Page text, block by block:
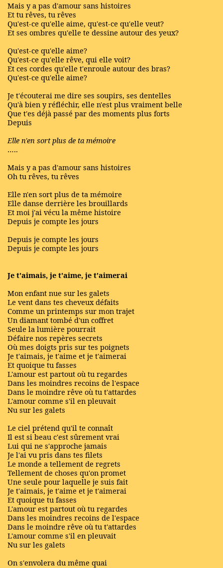
Mais y a pas d'amour sans histoires
Et tu rêves, tu rêves
Qu'est-ce qu'elle aime, qu'est-ce qu'elle veut?
Et ses ombres qu'elle te dessine autour des yeux?
Qu'est-ce qu'elle aime?
Qu'est-ce qu'elle rêve, qui elle voit?
Et ces cordes qu'elle t'enroule autour des bras?
Qu'est-ce qu'elle aime?
Je t'écouterai me dire ses soupirs, ses dentelles
Qu'à bien y réfléchir, elle n'est plus vraiment belle
Que t'es déjà passé par des moments plus forts
Depuis
Elle n'en sort plus de ta mémoire
…..
Mais y a pas d'amour sans histoires
Oh tu rêves, tu rêves
Elle n'en sort plus de ta mémoire
Elle danse derrière les brouillards
Et moi j'ai vécu la même histoire
Depuis je compte les jours
Depuis je compte les jours
Depuis je compte les jours
Je t'aimais, je t'aime, je t'aimerai
Mon enfant nue sur les galets
Le vent dans tes cheveux défaits
Comme un printemps sur mon trajet
Un diamant tombé d'un coffret
Seule la lumière pourrait
Défaire nos repères secrets
Où mes doigts pris sur tes poignets
Je t'aimais, je t'aime et je t'aimerai
Et quoique tu fasses
L'amour est partout où tu regardes
Dans les moindres recoins de l'espace
Dans le moindre rêve où tu t'attardes
L'amour comme s'il en pleuvait
Nu sur les galets
Le ciel prétend qu'il te connaît
Il est si beau c'est sûrement vrai
Lui qui ne s'approche jamais
Je l'ai vu pris dans tes filets
Le monde a tellement de regrets
Tellement de choses qu'on promet
Une seule pour laquelle je suis fait
Je t'aimais, je t'aime et je t'aimerai
Et quoique tu fasses
L'amour est partout où tu regardes
Dans les moindres recoins de l'espace
Dans le moindre rêve où tu t'attardes
L'amour comme s'il en pleuvait
Nu sur les galets
On s'envolera du même quai